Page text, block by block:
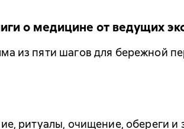
о медицине от ведущих
из пяти шагов для бережной
ритуалы, очищение, обереги и